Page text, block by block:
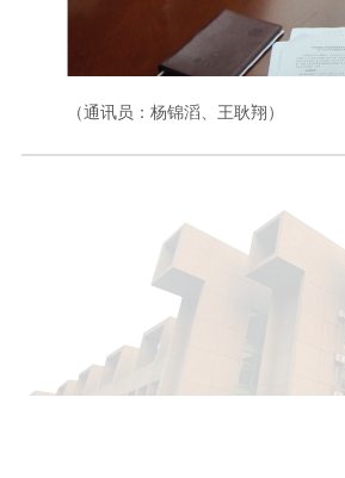
（通讯员：杨锦滔、王耿翔）